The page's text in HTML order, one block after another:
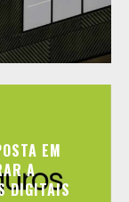
EM
A
DIGITAIS